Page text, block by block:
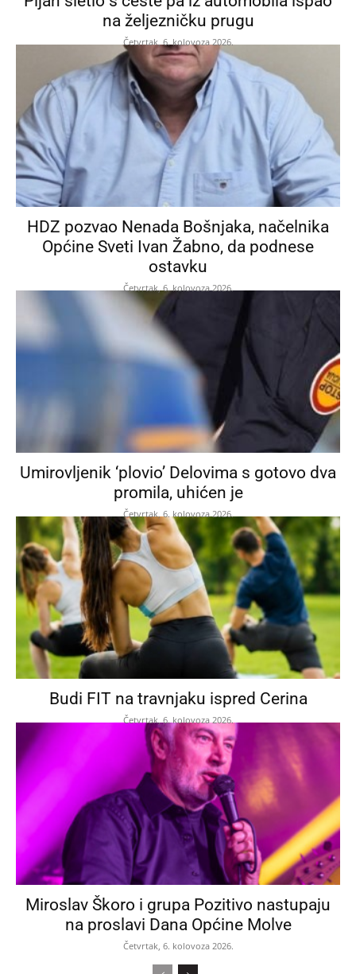
na željezničku prugu
Četvrtak, 6. kolovoza 2026.
HDZ pozvao Nenada Bošnjaka, načelnika
Općine Sveti Ivan Žabno, da podnese
ostavku
Četvrtak, 6. kolovoza 2026.
Umirovljenik ‘plovio’ Delovima s gotovo dva
promila, uhićen je
Četvrtak, 6. kolovoza 2026.
Budi FIT na travnjaku ispred Cerina
Četvrtak, 6. kolovoza 2026.
Miroslav Škoro i grupa Pozitivo nastupaju
na proslavi Dana Općine Molve
Četvrtak, 6. kolovoza 2026.